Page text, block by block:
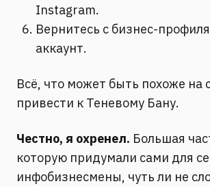
Instagram.
Вернитесь с бизнес-
аккаунт.
Всё, что может быть похоже на
привести к Теневому Бану.
Честно, я охренел. Большая
которую придумали сами для
инфобизнесмены, чуть ли не